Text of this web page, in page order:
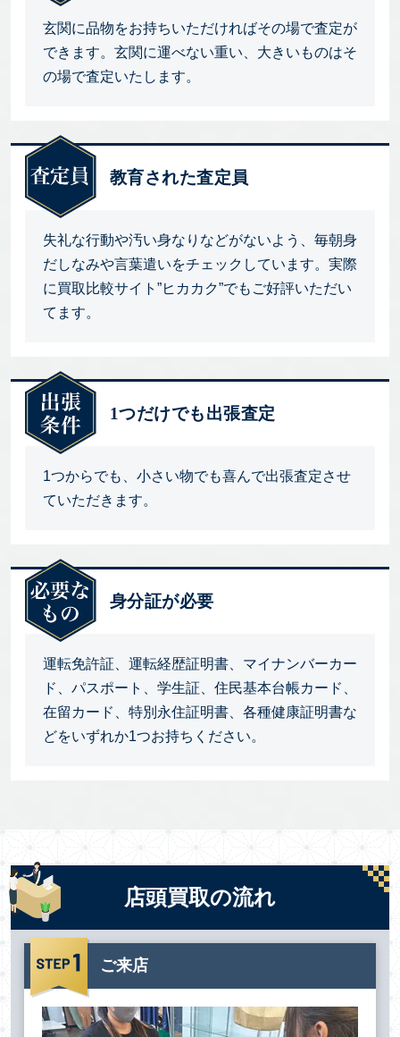
玄関に品物をお持ちいただければその場で査定が
できます。玄関に運べない重い、大きいものはそ
の場で査定いたします。
教育された査定員
失礼な行動や汚い身なりなどがないよう、毎朝身
だしなみや言葉遣いをチェックしています。実際
に買取比較サイト”ヒカカク”でもご好評いただい
てます。
1つだけでも出張査定
1つからでも、小さい物でも喜んで出張査定させ
ていただきます。
身分証が必要
運転免許証、運転経歴証明書、マイナンバーカー
ド、パスポート、学生証、住民基本台帳カード、
在留カード、特別永住証明書、各種健康証明書な
どをいずれか1つお持ちください。
店頭買取の流れ
ご来店